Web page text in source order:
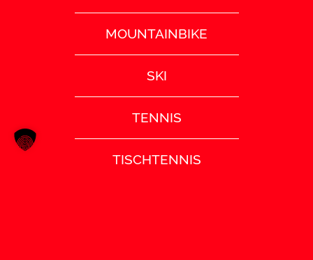
MOUNTAINBIKE
SKI
TENNIS
TISCHTENNIS